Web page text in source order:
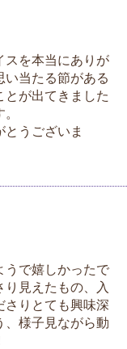
スを本当にありが
い当たる節がある
とが出てきました
うございま
うで嬉しかったで
見えたもの、入
さりとても興味深
、様子見ながら動